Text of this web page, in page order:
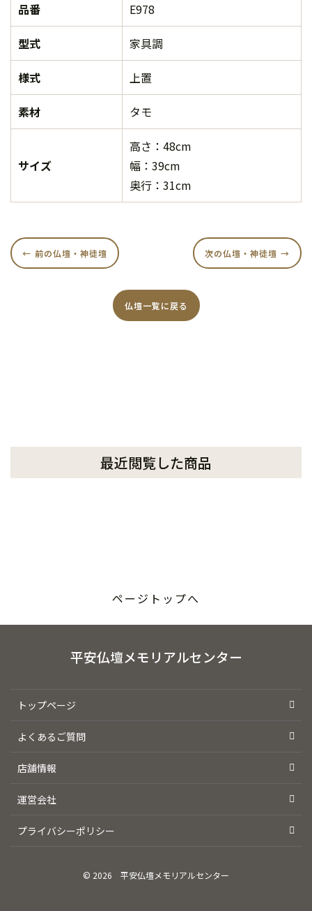
品番 E978
型式 家具調
様式 上置
素材 タモ
サイズ
高さ：48cm
幅：39cm
奥行：31cm
前の仏壇・神徒壇 次の仏壇・神徒壇
仏壇一覧に戻る
最近閲覧した商品
ページトップへ
平安仏壇メモリアルセンター
トップページ
よくあるご質問
店舗情報
運営会社
プライバシーポリシー
© 2026 平安仏壇メモリアルセンター